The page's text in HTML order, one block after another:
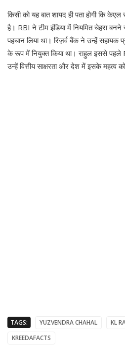
किसी को यह बात शायद ही पता होगी कि
है। RBI ने टीम इंडिया में नियमित चेहरा बनने
पहचान लिया था। रिज़र्व बैंक ने उन्हें
के रूप में नियुक्त किया था। राहुल इससे पहले
उन्हें वित्तीय साक्षरता और देश में इसके महत्व
TAGS: YUZVENDRA CHAHAL KL
KREEDAFACTS